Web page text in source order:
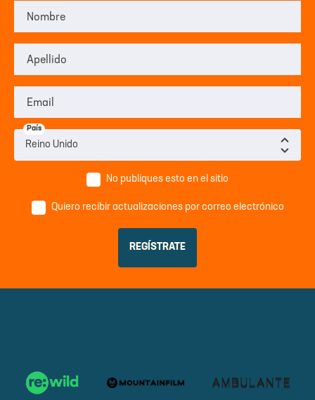
Nombre
Apellido
Email
País
No publiques esto en el sitio
Quiero recibir actualizaciones por correo electrónico